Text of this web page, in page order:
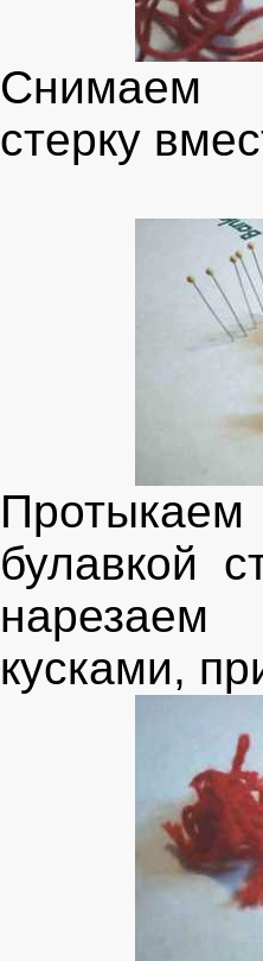
Снимаем
стерку
булавкой
кусками,